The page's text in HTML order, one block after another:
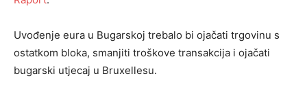
Uvođenje eura u Bugarskoj trebalo bi ojačati trgovinu s
ostatkom bloka, smanjiti troškove transakcija i ojačati
bugarski utjecaj u Bruxellesu.